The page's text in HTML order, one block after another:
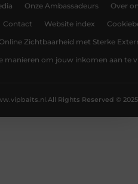
Onze Ambassadeurs Over
Contact Website index
Zichtbaarheid met Sterke
manieren om jouw inkomen aan te
All Rights Reserved © 2025